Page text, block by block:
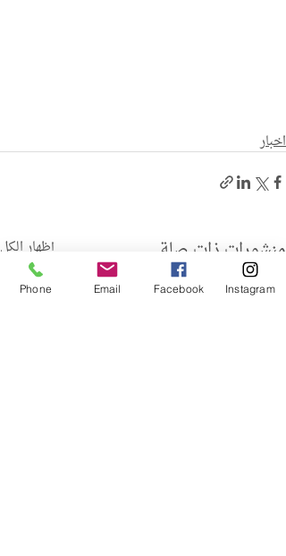
اخبار
منشورات ذات صلة إظهار الكل
Phone Email Facebook Instagram